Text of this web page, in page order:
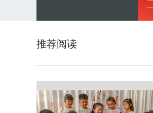
推荐阅读